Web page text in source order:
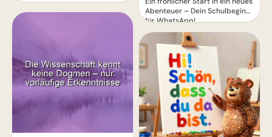
Abenteuer – Dein Schulbeginn
für WhatsApp!